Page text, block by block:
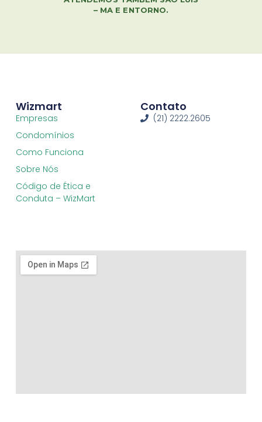
– MA E ENTORNO.
Wizmart
Empresas
Condomínios
Como Funciona
Sobre Nós
Código de Ética e
Conduta – WizMart
Contato
(21) 2222.2605